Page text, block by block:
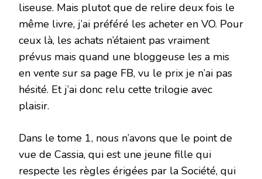
liseuse. Mais plutot que de relire deux fois le
même livre, j’ai préféré les acheter en VO. Pour
ceux là, les achats n’étaient pas vraiment
prévus mais quand une bloggeuse les a mis
en vente sur sa page FB, vu le prix je n’ai pas
hésité. Et j’ai donc relu cette trilogie avec
plaisir.
Dans le tome 1, nous n’avons que le point de
vue de Cassia, qui est une jeune fille qui
respecte les règles érigées par la Société, qui